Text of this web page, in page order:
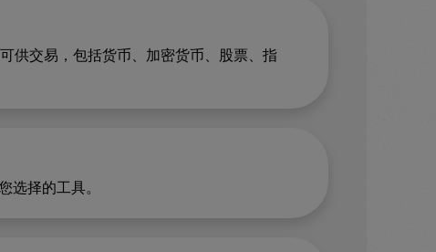
供交易，包括货币、加密货币、股票、指
选择的工具。